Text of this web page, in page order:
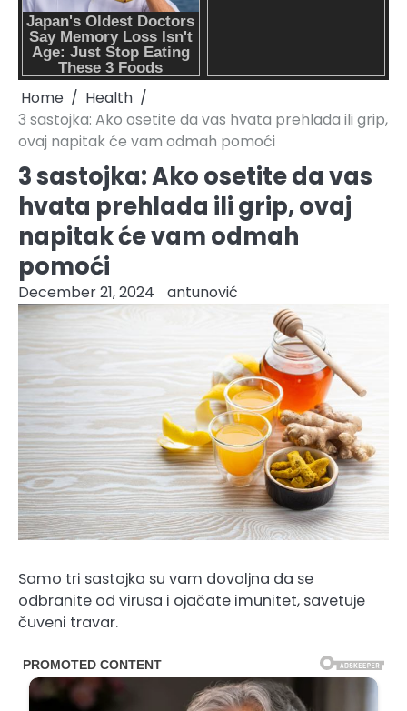
Home
Health
3 sastojka: Ako osetite da vas hvata prehlada ili grip,
ovaj napitak će vam odmah pomoći
3 sastojka: Ako osetite da vas
hvata prehlada ili grip, ovaj
napitak će vam odmah
pomoći
December 21, 2024 antunović
Samo tri sastojka su vam dovoljna da se
odbranite od virusa i ojačate imunitet, savetuje
čuveni travar.